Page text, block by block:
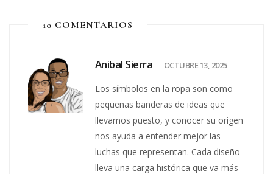
10 COMENTARIOS
Anibal Sierra OCTUBRE 13, 2025
Los símbolos en la ropa son como
pequeñas banderas de ideas que
llevamos puesto, y conocer su origen
nos ayuda a entender mejor las
luchas que representan. Cada diseño
lleva una carga histórica que va más